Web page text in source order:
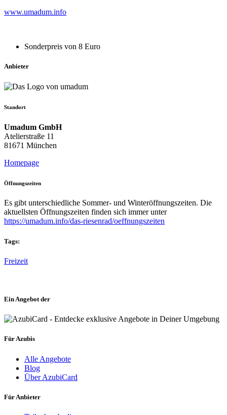
www.umadum.info
Sonderpreis von 8 Euro
Anbieter
Standort
Umadum GmbH
Atelierstraße 11
81671 München
Homepage
Öffnungszeiten
Es gibt unterschiedliche Sommer- und Winteröffnungszeiten. Die
aktuellsten Öffnungszeiten finden sich immer unter
https://umadum.info/das-riesenrad/oeffnungszeiten
Tags:
Freizeit
Ein Angebot der
Für Azubis
Alle Angebote
Blog
Über AzubiCard
Für Anbieter